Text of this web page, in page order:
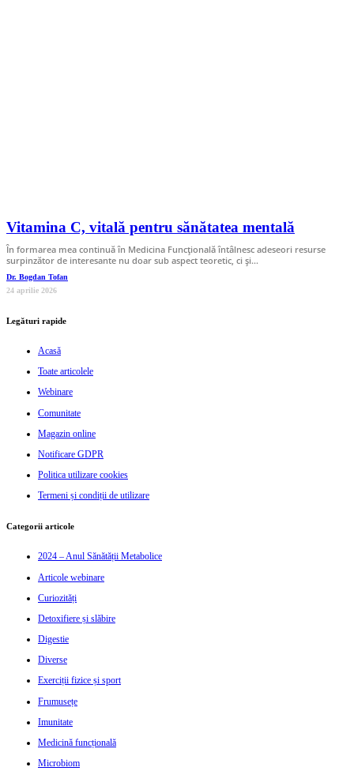
Vitamina C, vitală pentru sănătatea mentală
În formarea mea continuă în Medicina Funcţională întâlnesc adeseori resurse
surpinzător de interesante nu doar sub aspect teoretic, ci şi…
Dr. Bogdan Tofan
24 aprilie 2026
Legături rapide
Acasă
Toate articolele
Webinare
Comunitate
Magazin online
Notificare GDPR
Politica utilizare cookies
Termeni și condiții de utilizare
Categorii articole
2024 – Anul Sănătății Metabolice
Articole webinare
Curiozități
Detoxifiere și slăbire
Digestie
Diverse
Exerciții fizice și sport
Frumusețe
Imunitate
Medicină funcțională
Microbiom